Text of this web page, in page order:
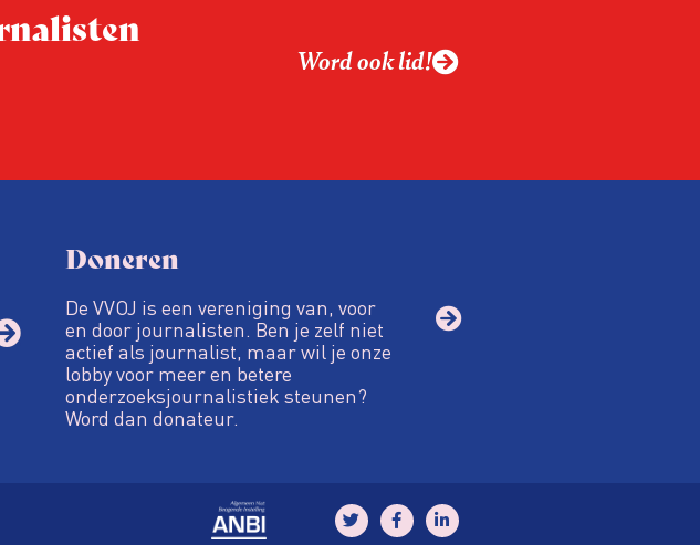
Word ook lid!
Doneren
De VVOJ is een vereniging van, voor
en door journalisten. Ben je zelf niet
actief als journalist, maar wil je onze
lobby voor meer en betere
onderzoeksjournalistiek steunen?
Word dan donateur.